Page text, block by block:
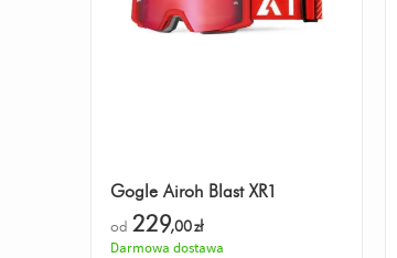
Gogle Airoh Blast XR1
od 229,00zł
Darmowa dostawa